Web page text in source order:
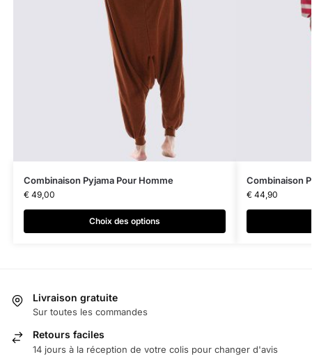
Combinaison Pyjama Pour Homme
€49,00
Choix des options
Combinaison
€44,90
Livraison gratuite
Sur toutes les commandes
Retours faciles
14 jours à la réception de votre colis pour changer d'avis